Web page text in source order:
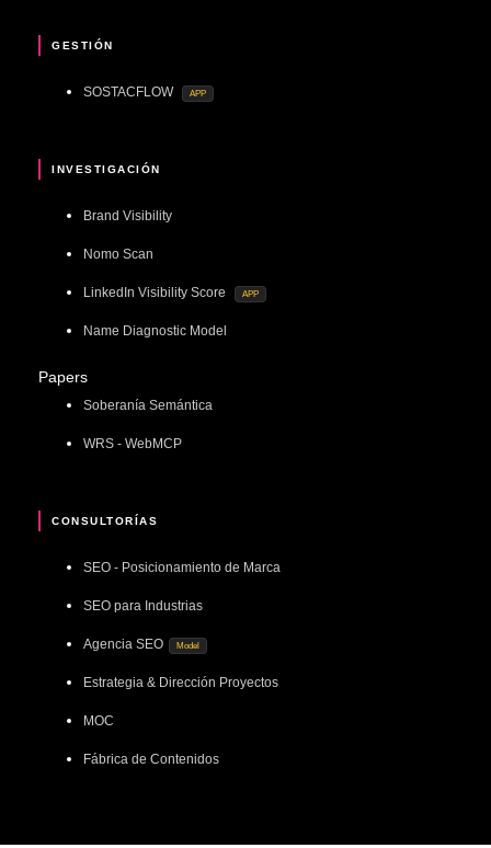
GESTIÓN
SOSTACFLOW APP
INVESTIGACIÓN
Brand Visibility
Nomo Scan
LinkedIn Visibility Score APP
Name Diagnostic Model
Papers
Soberanía Semántica
WRS - WebMCP
CONSULTORÍAS
SEO - Posicionamiento de Marca
SEO para Industrias
Agencia SEO Model
Estrategia & Dirección Proyectos
MOC
Fábrica de Contenidos